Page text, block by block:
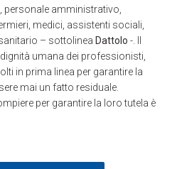
amministrativo,
medici, assistenti sociali,
– sottolinea Dattolo -. Il
umana dei professionisti,
in prima linea per garantire la
mai un fatto residuale.
per garantire la loro tutela è